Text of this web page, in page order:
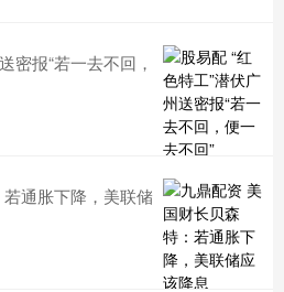
密报“若一去不回，
通胀下降，美联储